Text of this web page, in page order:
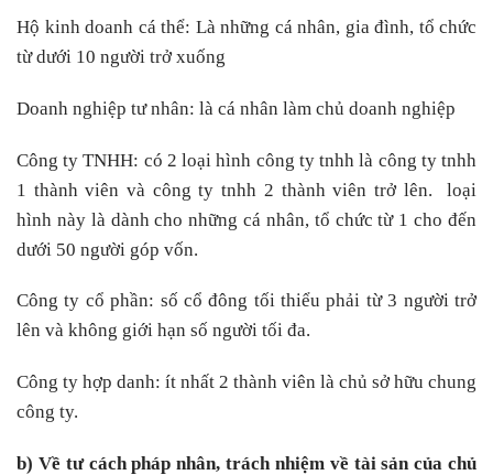
Hộ kinh doanh cá thể: Là những cá nhân, gia đình, tổ chức
từ dưới 10 người trở xuống
Doanh nghiệp tư nhân: là cá nhân làm chủ doanh nghiệp
Công ty TNHH: có 2 loại hình công ty tnhh là công ty tnhh
1 thành viên và công ty tnhh 2 thành viên trở lên. loại
hình này là dành cho những cá nhân, tổ chức từ 1 cho đến
dưới 50 người góp vốn.
Công ty cổ phần: số cổ đông tối thiểu phải từ 3 người trở
lên và không giới hạn số người tối đa.
Công ty hợp danh: ít nhất 2 thành viên là chủ sở hữu chung
công ty.
b) Về tư cách pháp nhân, trách nhiệm về tài sản của chủ